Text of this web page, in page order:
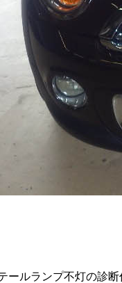
ランプ不灯の診断